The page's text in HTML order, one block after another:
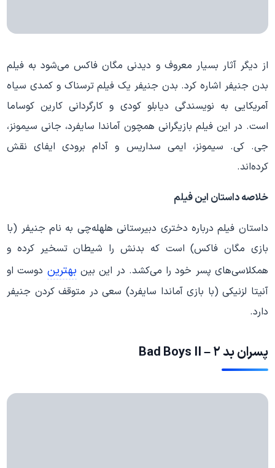
از دیگر آثار بسیار معروف و دیدنی مگان فاکس می‌شود به فیلم
بدن جنیفر اشاره کرد. بدن جنیفر یک فیلم ترسناک و کمدی سیاه
آمریکایی به نویسندگی دیابلو کودی و کارگردانی کارین کوساما
است. در این فیلم بازیگرانی همچون آماندا سایفرد، جانی سیمونز،
جی. کی. سیمونز، ایمی سداریس و آدام برودی ایفای نقش
کرده‌اند.
خلاصه داستان این فیلم
داستان فیلم درباره دختری دبیرستانی هلهله‌چی به نام جنیفر (با
بازی مگان فاکس) است که بدنش را شیطان تسخیر کرده و
همکلاسی‌های پسر خود را می‌کشد. در این بین بهترین دوست او
آنیتا لزنیکی (با بازی آماندا سایفرد) سعی در متوقف کردن جنیفر
دارد.
پسران بد ۲ – Bad Boys II